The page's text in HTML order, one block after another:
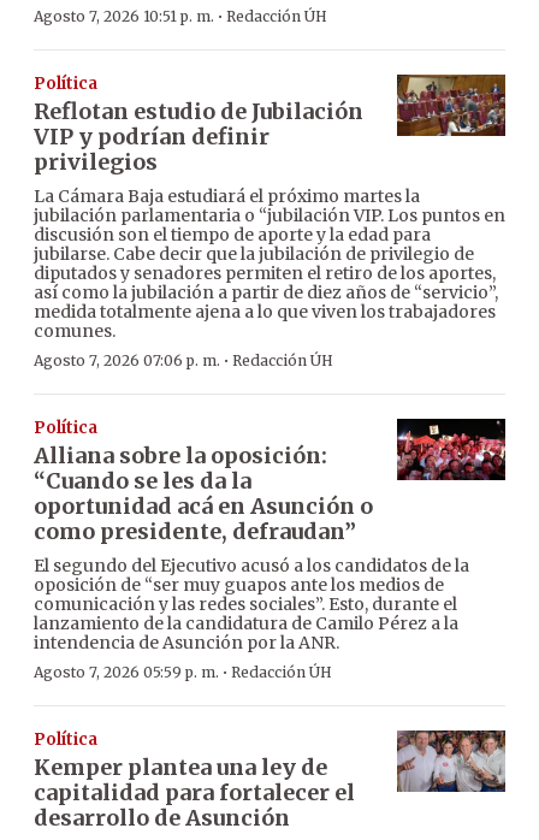
Agosto 7, 2026 10:51 p. m. · Redacción ÚH
Política
Reflotan estudio de Jubilación
VIP y podrían definir
privilegios
La Cámara Baja estudiará el próximo martes la
jubilación parlamentaria o “jubilación VIP. Los puntos en
discusión son el tiempo de aporte y la edad para
jubilarse. Cabe decir que la jubilación de privilegio de
diputados y senadores permiten el retiro de los aportes,
así como la jubilación a partir de diez años de “servicio”,
medida totalmente ajena a lo que viven los trabajadores
comunes.
Agosto 7, 2026 07:06 p. m. · Redacción ÚH
Política
Alliana sobre la oposición:
“Cuando se les da la
oportunidad acá en Asunción o
como presidente, defraudan”
El segundo del Ejecutivo acusó a los candidatos de la
oposición de “ser muy guapos ante los medios de
comunicación y las redes sociales”. Esto, durante el
lanzamiento de la candidatura de Camilo Pérez a la
intendencia de Asunción por la ANR.
Agosto 7, 2026 05:59 p. m. · Redacción ÚH
Política
Kemper plantea una ley de
capitalidad para fortalecer el
desarrollo de Asunción